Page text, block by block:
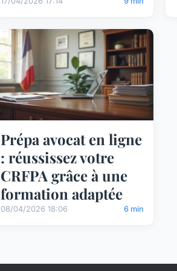
Prépa avocat en ligne
: réussissez votre
CRFPA grâce à une
formation adaptée
08/04/2026 18:06 6 min